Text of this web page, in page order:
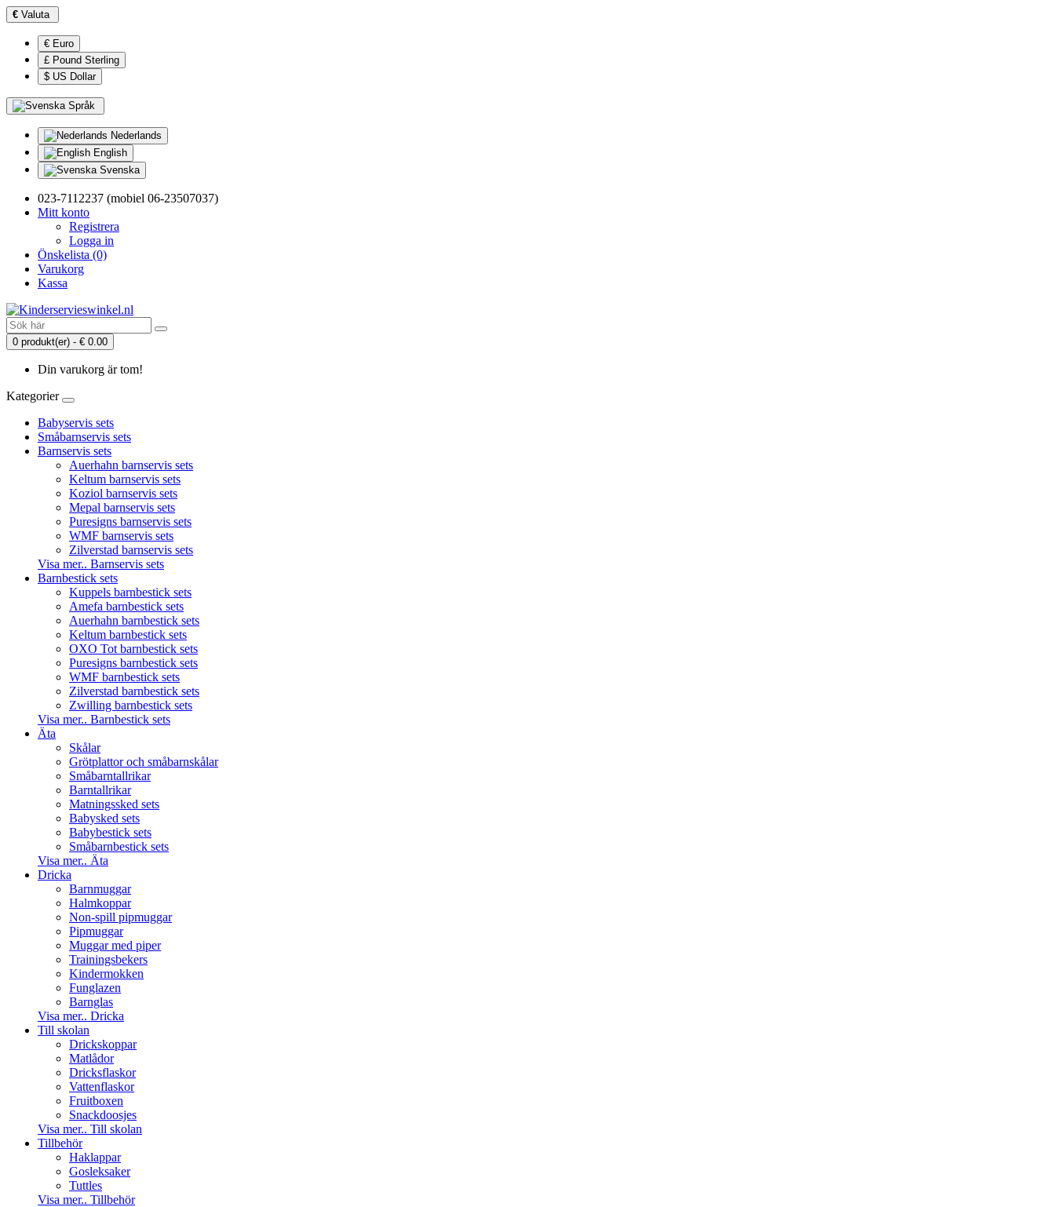
€ Valuta
€ Euro
£ Pound Sterling
$ US Dollar
Språk
Nederlands
English
Svenska
023-7112237 (mobiel 06-23507037)
Mitt konto
Registrera
Logga in
Önskelista (0)
Varukorg
Kassa
0 produkt(er) - € 0.00
Din varukorg är tom!
Kategorier
Babyservis sets
Småbarnservis sets
Barnservis sets
Auerhahn barnservis sets
Keltum barnservis sets
Koziol barnservis sets
Mepal barnservis sets
Puresigns barnservis sets
WMF barnservis sets
Zilverstad barnservis sets
Visa mer.. Barnservis sets
Barnbestick sets
Kuppels barnbestick sets
Amefa barnbestick sets
Auerhahn barnbestick sets
Keltum barnbestick sets
OXO Tot barnbestick sets
Puresigns barnbestick sets
WMF barnbestick sets
Zilverstad barnbestick sets
Zwilling barnbestick sets
Visa mer.. Barnbestick sets
Äta
Skålar
Grötplattor och småbarnskålar
Småbarntallrikar
Barntallrikar
Matningssked sets
Babysked sets
Babybestick sets
Småbarnbestick sets
Visa mer.. Äta
Dricka
Barnmuggar
Halmkoppar
Non-spill pipmuggar
Pipmuggar
Muggar med piper
Trainingsbekers
Kindermokken
Funglazen
Barnglas
Visa mer.. Dricka
Till skolan
Drickskoppar
Matlådor
Dricksflaskor
Vattenflaskor
Fruitboxen
Snackdoosjes
Visa mer.. Till skolan
Tillbehör
Haklappar
Gosleksaker
Tuttles
Visa mer.. Tillbehör